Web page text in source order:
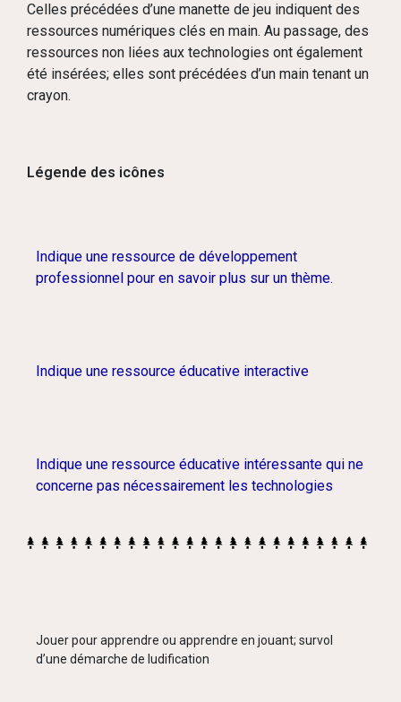
Celles précédées d’une manette de jeu indiquent des
ressources numériques clés en main. Au passage, des
ressources non liées aux technologies ont également
été insérées; elles sont précédées d’un main tenant un
crayon.
Légende des icônes
Indique une ressource de développement
professionnel pour en savoir plus sur un thème.
Indique une ressource éducative interactive
Indique une ressource éducative intéressante qui ne
concerne pas nécessairement les technologies
Jouer pour apprendre ou apprendre en jouant; survol
d’une démarche de ludification